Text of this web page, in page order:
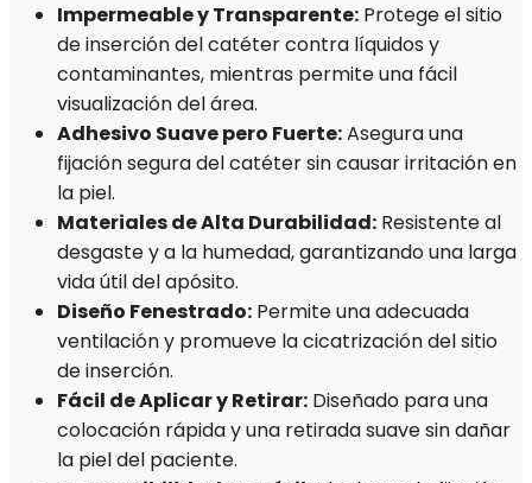
Impermeable y Transparente: Protege el sitio
de inserción del catéter contra líquidos y
contaminantes, mientras permite una fácil
visualización del área.
Adhesivo Suave pero Fuerte:Asegura una
fijación segura del catéter sin causar irritación en
la piel.
Materiales de Alta Durabilidad: Resistente al
desgaste y a la humedad, garantizando una larga
vida útil del apósito.
Diseño Fenestrado: Permite una adecuada
ventilación y promueve la cicatrización del sitio
de inserción.
Fácil de Aplicar y Retirar: Diseñado para una
colocación rápida y una retirada suave sin dañar
la piel del paciente.